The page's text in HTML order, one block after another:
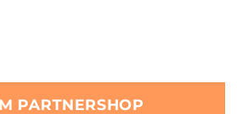
PARTNERSHOP